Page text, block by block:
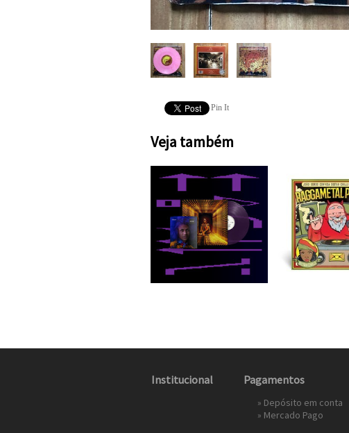
Pin It
Veja também
Institucional Pagamentos
» Depósito em conta
» Mercado Pago